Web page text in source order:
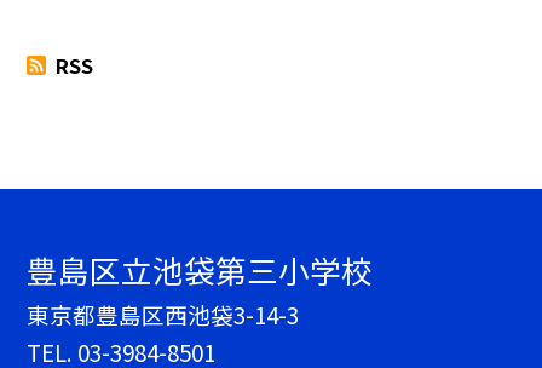
RSS
豊島区立池袋第三小学校
東京都豊島区西池袋3-14-3
TEL. 03-3984-8501